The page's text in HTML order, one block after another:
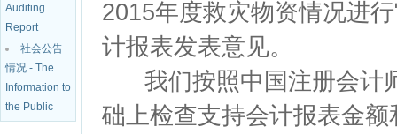
Auditing
Report
社会公告
情况 - The
Information to
the Public
2015年度救灾物资情况进
计报表发表意见。
我们按照中国注册会计师
础上检查支持会计报表金